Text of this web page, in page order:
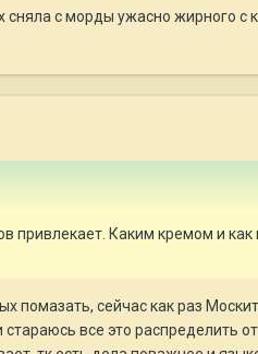
сняла с морды ужасно жирного
привлекает. Каким кремом и
помазать, сейчас как раз
все это распределить